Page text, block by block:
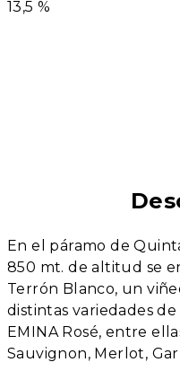
13,5 %
En el páramo de
850 mt. de altitud se
Terrón Blanco, un
distintas variedades
EMINA Rosé, entre
Sauvignon, Merlot,